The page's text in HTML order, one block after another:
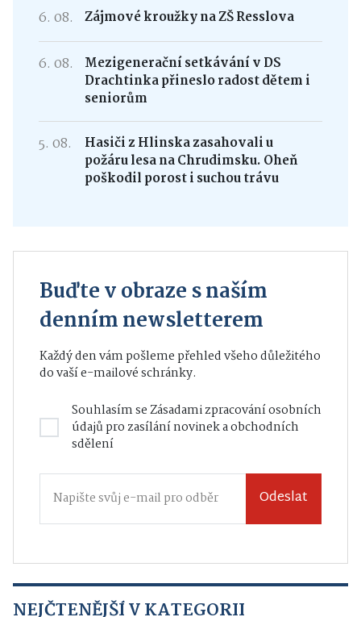
6. 08. Zájmové kroužky na ZŠ Resslova
6. 08.
Mezigenerační setkávání v DS
Drachtinka přineslo radost dětem i
seniorům
5. 08.
Hasiči z Hlinska zasahovali u
požáru lesa na Chrudimsku. Oheň
poškodil porost i suchou trávu
Buďte v obraze s naším
denním newsletterem
Každý den vám pošleme přehled všeho důležitého
do vaší e-mailové schránky.
Souhlasím seZásadami zpracování osobních
údajůpro zasílání novinek a obchodních
sdělení
Odeslat
NEJČTENĚJŠÍ V KATEGORII